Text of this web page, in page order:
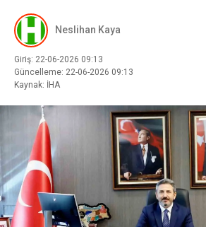
Neslihan Kaya
Giriş: 22-06-2026 09:13
Güncelleme: 22-06-2026 09:13
Kaynak: İHA